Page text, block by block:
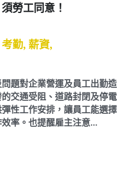
勞工同意！
考勤, 薪資,
題對企業營運及員工出勤造
交通受阻、道路封閉及停電
性工作安排，讓員工能選擇
率。也提醒雇主注意...